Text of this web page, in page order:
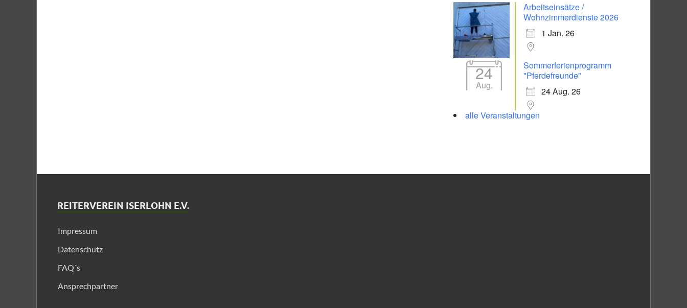
Arbeitseinsätze /
Wohnzimmerdienste 2026
1 Jan. 26
24
Aug.
Sommerferienprogramm
"Pferdefreunde"
24 Aug. 26
alle Veranstaltungen
REITERVEREIN ISERLOHN E.V.
Impressum
Datenschutz
FAQ´s
Ansprechpartner